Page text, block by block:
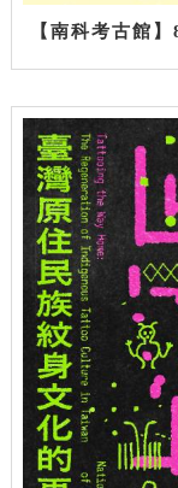
【南科考古館